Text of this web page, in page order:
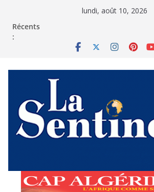
lundi, août 10, 2026
Récents
: